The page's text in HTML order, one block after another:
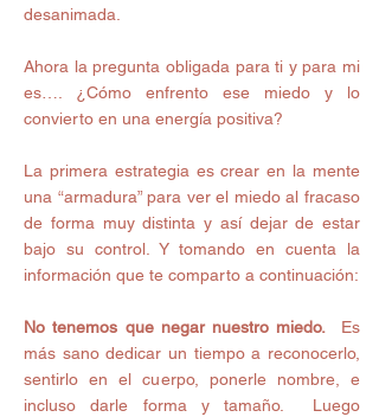
desanimada.
Ahora la pregunta obligada para ti y para mi
es…. ¿Cómo enfrento ese miedo y lo
convierto en una energía positiva?
La primera estrategia es crear en la mente
una “armadura” para ver el miedo al fracaso
de forma muy distinta y así dejar de estar
bajo su control. Y tomando en cuenta la
No tenemos que negar nuestro miedo.
  Es
más sano dedicar un tiempo a reconocerlo,
sentirlo en el cuerpo, ponerle nombre, e
incluso darle forma y tamaño.  Luego